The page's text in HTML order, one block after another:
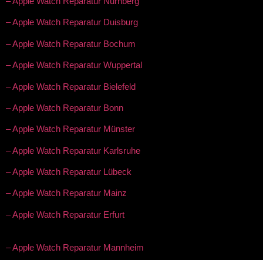
– Apple Watch Reparatur Duisburg
– Apple Watch Reparatur Bochum
– Apple Watch Reparatur Wuppertal
– Apple Watch Reparatur Bielefeld
– Apple Watch Reparatur Bonn
– Apple Watch Reparatur Münster
– Apple Watch Reparatur Karlsruhe
– Apple Watch Reparatur Lübeck
– Apple Watch Reparatur Mainz
– Apple Watch Reparatur Erfurt
– Apple Watch Reparatur Mannheim